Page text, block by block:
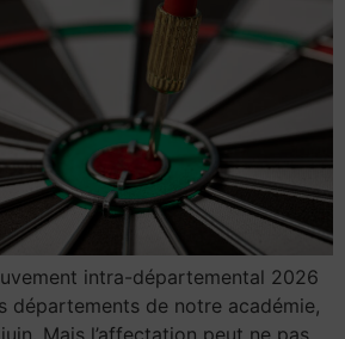
intra-départemental 2026
départements de notre académie,
Mais l’affectation peut ne pas